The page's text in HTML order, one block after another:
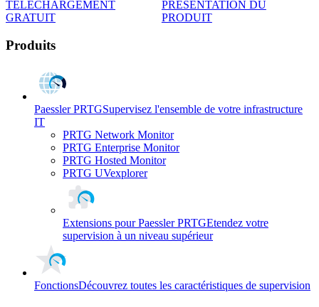
TÉLÉCHARGEMENT
GRATUIT
PRÉSENTATION DU
PRODUIT
Produits
Paessler PRTGSupervisez l'ensemble de votre infrastructure
IT
PRTG Network Monitor
PRTG Enterprise Monitor
PRTG Hosted Monitor
PRTG UVexplorer
Extensions pour Paessler PRTGEtendez votre
supervision à un niveau supérieur
FonctionsDécouvrez toutes les caractéristiques de supervision